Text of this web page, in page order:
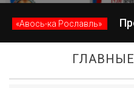
«Авось-ка Рославль»